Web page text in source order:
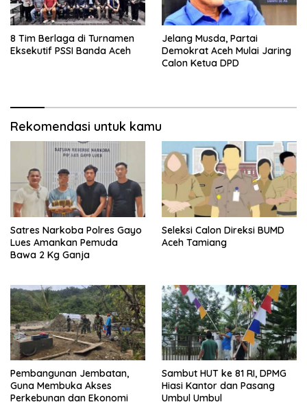
8 Tim Berlaga di Turnamen
Eksekutif PSSI Banda Aceh
Jelang Musda, Partai
Demokrat Aceh Mulai Jaring
Calon Ketua DPD
Rekomendasi untuk kamu
Satres Narkoba Polres Gayo
Lues Amankan Pemuda
Bawa 2 Kg Ganja
Seleksi Calon Direksi BUMD
Aceh Tamiang
Pembangunan Jembatan,
Guna Membuka Akses
Perkebunan dan Ekonomi
Sambut HUT ke 81 RI, DPMG
Hiasi Kantor dan Pasang
Umbul Umbul